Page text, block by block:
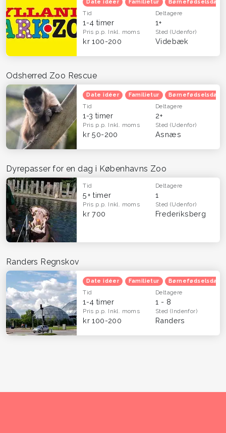
Date idéer Familietur Børnefødselsdag
Tid
1-4 timer
Deltagere
1+
Pris p.p. Inkl. moms
kr 100-200
Sted(Udenfor)
Videbæk
Odsherred Zoo Rescue
Date idéer Familietur Børnefødselsdag
Tid
1-3 timer
Deltagere
2+
Pris p.p. Inkl. moms
kr 50-200
Sted(Udenfor)
Asnæs
Dyrepasser for en dag i Københavns Zoo
Tid
5+ timer
Deltagere
1
Pris p.p. Inkl. moms
kr 700
Sted(Udenfor)
Frederiksberg
Randers Regnskov
Date idéer Familietur Børnefødselsdag
Tid
1-4 timer
Deltagere
1 - 8
Pris p.p. Inkl. moms
kr 100-200
Sted(Indenfor)
Randers